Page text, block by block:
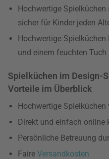
Hochwertige
sicher für Kinder jeden
Hochwertige
und einem feuchten Tuch
Spielküchen im Design-
Vorteile im Überblick
Hochwertige Spielküchen
Direkt und einfach online
Persönliche Betreuung
Faire Versandkosten